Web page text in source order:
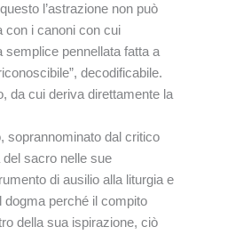
l’astrazione non può
con i canoni con cui
pennellata fatta a
decodificabile.
da cui deriva direttamente la
soprannominato dal critico
del sacro nelle sue
di ausilio alla liturgia e
dogma perché il compito
della sua ispirazione, ciò